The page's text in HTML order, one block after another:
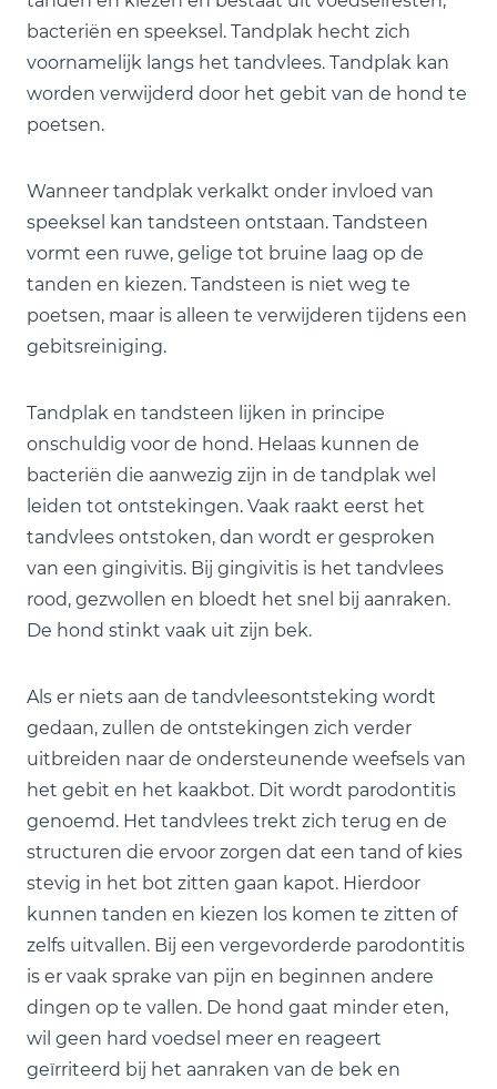
bacteriën en speeksel. Tandplak hecht zich
voornamelijk langs het tandvlees. Tandplak kan
worden verwijderd door het gebit van de hond te
poetsen.
Wanneer tandplak verkalkt onder invloed van
speeksel kan tandsteen ontstaan. Tandsteen
vormt een ruwe, gelige tot bruine laag op de
tanden en kiezen. Tandsteen is niet weg te
poetsen, maar is alleen te verwijderen tijdens een
gebitsreiniging.
Tandplak en tandsteen lijken in principe
onschuldig voor de hond. Helaas kunnen de
bacteriën die aanwezig zijn in de tandplak wel
leiden tot ontstekingen. Vaak raakt eerst het
tandvlees ontstoken, dan wordt er gesproken
van een gingivitis. Bij gingivitis is het tandvlees
rood, gezwollen en bloedt het snel bij aanraken.
De hond stinkt vaak uit zijn bek.
Als er niets aan de tandvleesontsteking wordt
gedaan, zullen de ontstekingen zich verder
uitbreiden naar de ondersteunende weefsels van
het gebit en het kaakbot. Dit wordt parodontitis
genoemd. Het tandvlees trekt zich terug en de
structuren die ervoor zorgen dat een tand of kies
stevig in het bot zitten gaan kapot. Hierdoor
kunnen tanden en kiezen los komen te zitten of
zelfs uitvallen. Bij een vergevorderde parodontitis
is er vaak sprake van pijn en beginnen andere
dingen op te vallen. De hond gaat minder eten,
wil geen hard voedsel meer en reageert
geïrriteerd bij het aanraken van de bek en